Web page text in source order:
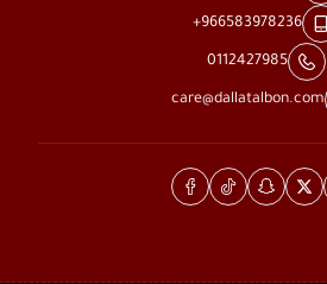
+966583978236
0112427985
care@dallatalbon.com